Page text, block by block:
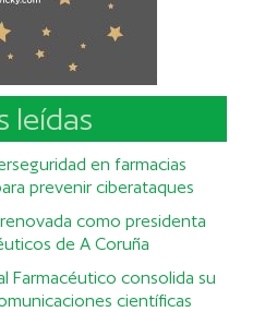
leídas
en farmacias
prevenir ciberataques
como presidenta
de A Coruña
Farmacéutico consolida su
científicas